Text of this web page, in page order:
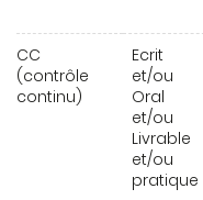
CC
(contrôle
continu)
Ecrit
et/ou
Oral
et/ou
Livrable
et/ou
pratique